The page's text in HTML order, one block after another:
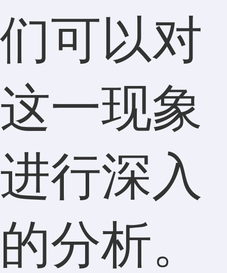
们可以对
这一现象
进行深入
的分析。